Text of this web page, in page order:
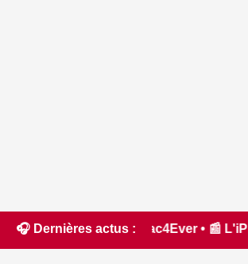
🎧 Dernières actus :• 📰 L'iPhone 18 Pro